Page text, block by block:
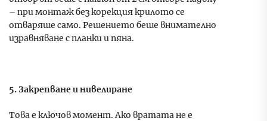
– при монтаж без корекция крилото се
отваряше само. Решението беше внимателно
изравняване с планки и пяна.
5. Закрепване и нивелиране
Това е ключов момент. Ако вратата не е